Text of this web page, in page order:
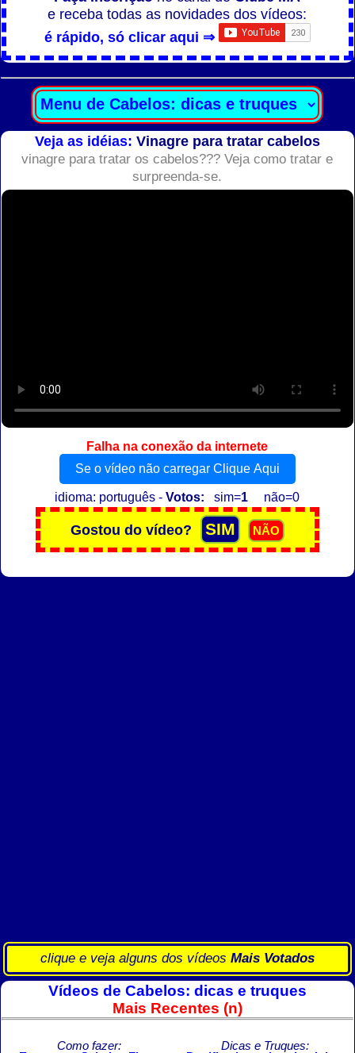
e receba todas as novidades dos vídeos:
é rápido, só clicar aqui ⇒
Veja as idéias: Vinagre para tratar cabelos
vinagre para tratar os cabelos??? Veja como tratar e
surpreenda-se.
Falha na conexão da internete
Se o vídeo não carregar Clique Aqui
idioma: português -Votos: sim=1 não=0
clique e veja alguns dos vídeos Mais Votados
Vídeos de Cabelos: dicas e truques
Mais Recentes (n)
Como fazer:
Dicas e Truques: